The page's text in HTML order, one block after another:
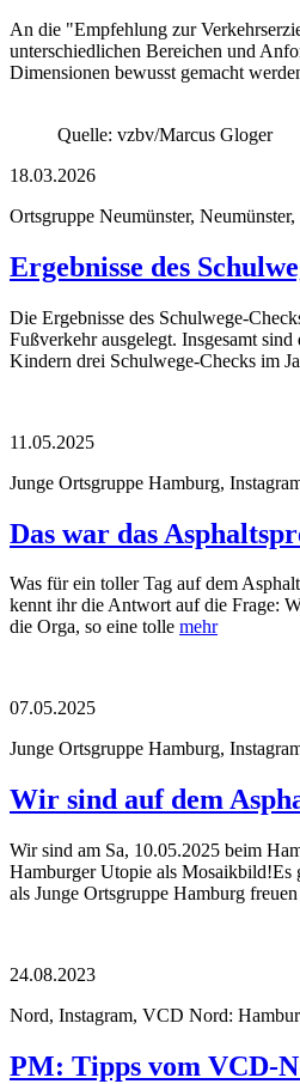
An die "Empfehlung zur
unterschiedlichen Bereichen und
Dimensionen bewusst gemacht
Quelle: vzbv/Marcus Gloger
18.03.2026
Ortsgruppe Neumünster,
Ergebnisse des
Die Ergebnisse des Schulwege-
Fußverkehr ausgelegt. Insgesamt
Kindern drei Schulwege-Checks im
11.05.2025
Junge Ortsgruppe Hamburg,
Das war das
Was für ein toller Tag auf dem
kennt ihr die Antwort auf die Frage:
die Orga, so eine tolle mehr
07.05.2025
Junge Ortsgruppe Hamburg,
Wir sind auf dem
Wir sind am Sa, 10.05.2025 beim
Hamburger Utopie als Mosaikbild!Es
als Junge Ortsgruppe Hamburg freuen
24.08.2023
Nord, Instagram, VCD Nord:
PM: Tipps vom VCD-